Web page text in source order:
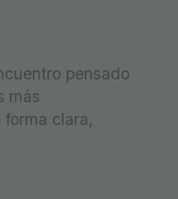
pensado
más
clara,